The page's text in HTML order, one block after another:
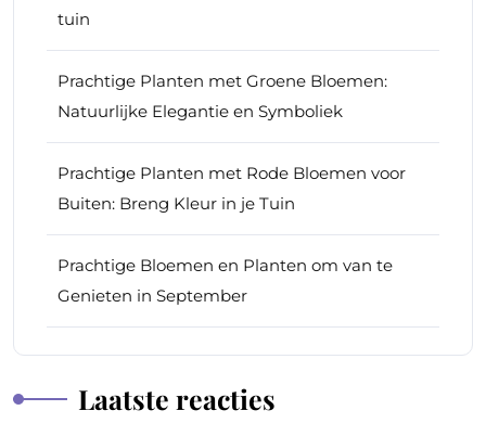
tuin
Prachtige Planten met Groene Bloemen:
Natuurlijke Elegantie en Symboliek
Prachtige Planten met Rode Bloemen voor
Buiten: Breng Kleur in je Tuin
Prachtige Bloemen en Planten om van te
Genieten in September
Laatste reacties